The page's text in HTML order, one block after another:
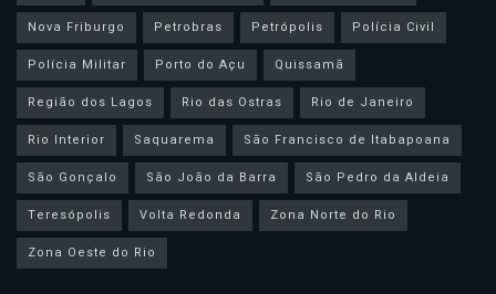
Nova Friburgo
Petrobras Petrópolis
Polícia Civil
Polícia Militar
Porto do Açu
Quissamã
Região dos Lagos
Rio das Ostras
Rio de Janeiro
Rio Interior
Saquarema
São Francisco de Itabapoana
São Gonçalo
São João da Barra
São Pedro da Aldeia
Teresópolis
Volta Redonda
Zona Norte do Rio
Zona Oeste do Rio